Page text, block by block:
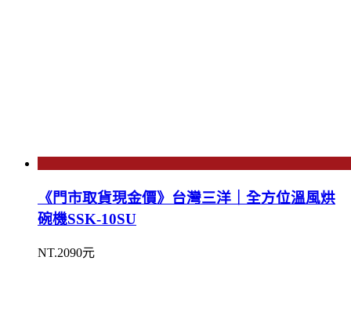
《門市取貨現金價》台灣三洋｜全方位溫風烘
碗機SSK-10SU
NT.2090元